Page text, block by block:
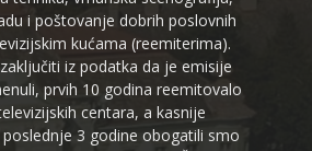
i poštovanje dobrih poslovnih
kućama (reemiterima).
iz podatka da je emisije
prvih 10 godina reemitovalo
centara, a kasnije
3 godine obogatili smo